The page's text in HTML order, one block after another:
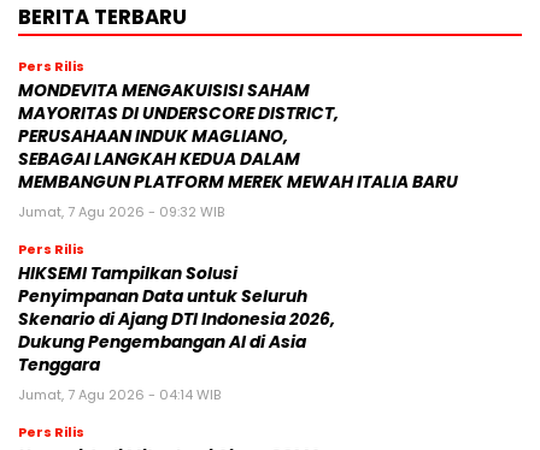
BERITA TERBARU
Pers Rilis
MONDEVITA MENGAKUISISI SAHAM
MAYORITAS DI UNDERSCORE DISTRICT,
PERUSAHAAN INDUK MAGLIANO,
SEBAGAI LANGKAH KEDUA DALAM
MEMBANGUN PLATFORM MEREK MEWAH ITALIA BARU
Jumat, 7 Agu 2026 - 09:32 WIB
Pers Rilis
HIKSEMI Tampilkan Solusi
Penyimpanan Data untuk Seluruh
Skenario di Ajang DTI Indonesia 2026,
Dukung Pengembangan AI di Asia
Tenggara
Jumat, 7 Agu 2026 - 04:14 WIB
Pers Rilis